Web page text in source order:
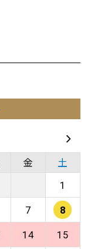
金 土
1
7 8
14 15